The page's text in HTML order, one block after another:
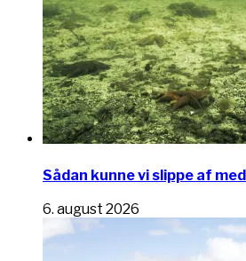
Sådan kunne vi slippe af
6. august 2026